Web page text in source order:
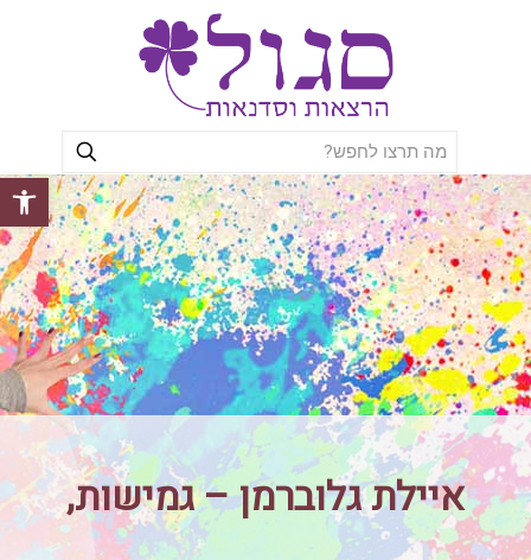
פתח
איילת גלוברמן – גמישות,